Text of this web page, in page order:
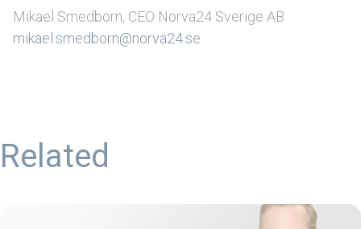
Mikael Smedborn, CEO Norva24 Sverige AB
mikael.smedborn@norva24.se
Related